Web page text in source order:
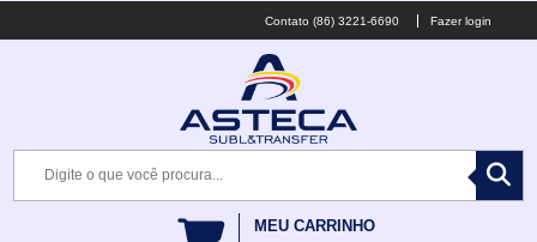
(86) 3221-6690 Fazer login
MEU CARRINHO